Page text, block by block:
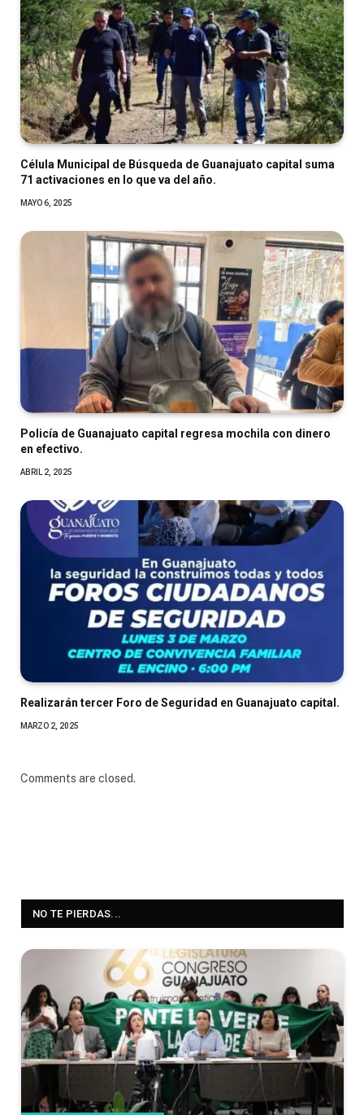
Célula Municipal de Búsqueda de Guanajuato capital suma
71 activaciones en lo que va del año.
MAYO 6, 2025
Policía de Guanajuato capital regresa mochila con dinero
en efectivo.
ABRIL 2, 2025
Realizarán tercer Foro de Seguridad en Guanajuato capital.
MARZO 2, 2025
Comments are closed.
NO TE PIERDAS...